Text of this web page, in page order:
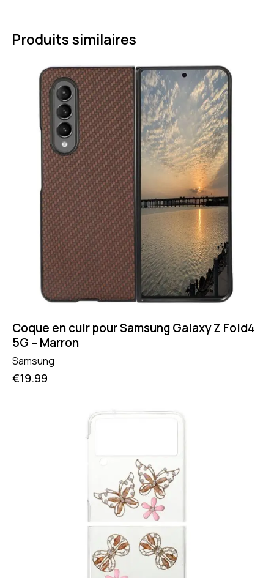
Produits similaires
Coque en cuir pour Samsung Galaxy Z Fold4
5G – Marron
Samsung
€19.99